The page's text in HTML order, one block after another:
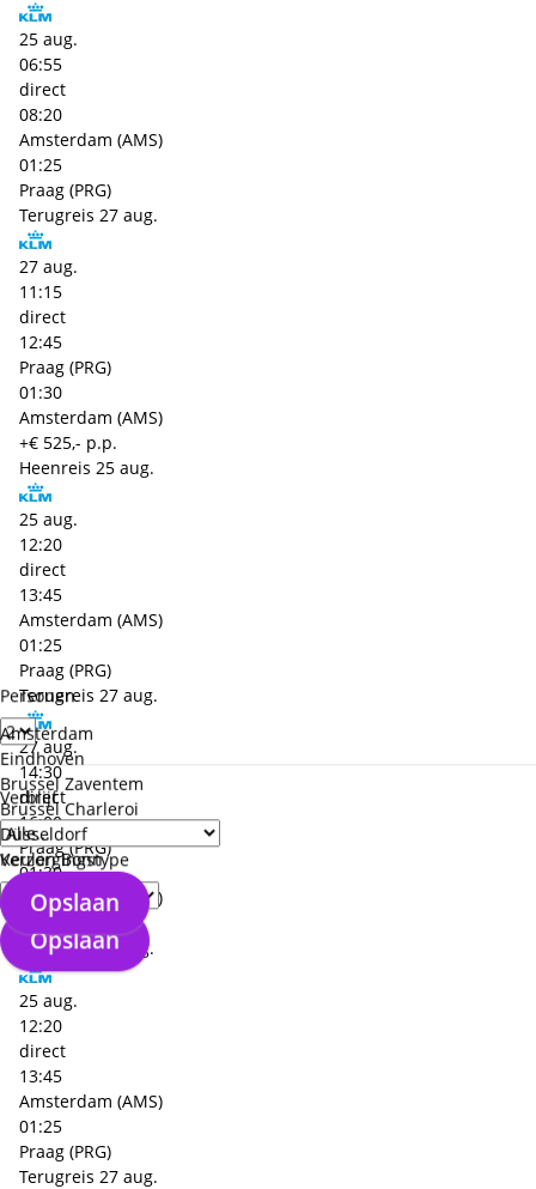
Personen
Verblijf
Verzorgingstype
Opslaan
Amsterdam
Eindhoven
Brussel Zaventem
Brussel Charleroi
Düsseldorf
Keulen Bonn
Opslaan
25 aug.
06:55
direct
08:20
Amsterdam (AMS)
01:25
Praag (PRG)
Terugreis 27 aug.
27 aug.
11:15
direct
12:45
Praag (PRG)
01:30
Amsterdam (AMS)
+€ 525,- p.p.
Heenreis 25 aug.
25 aug.
12:20
direct
13:45
Amsterdam (AMS)
01:25
Praag (PRG)
Terugreis 27 aug.
27 aug.
14:30
direct
16:00
Praag (PRG)
01:30
Amsterdam (AMS)
+€ 525,- p.p.
Heenreis 25 aug.
25 aug.
12:20
direct
13:45
Amsterdam (AMS)
01:25
Praag (PRG)
Terugreis 27 aug.